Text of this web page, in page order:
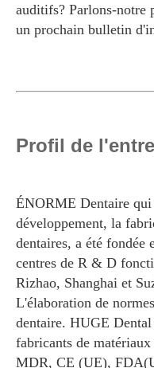
auditifs? Parlons-notre
un prochain bulletin
Profil de
ÉNORME Dentaire
développement, la
dentaires, a été
centres de R & D
Rizhao, Shanghai et
L'élaboration de
dentaire. HUGE
fabricants de
MDR, CE (UE),